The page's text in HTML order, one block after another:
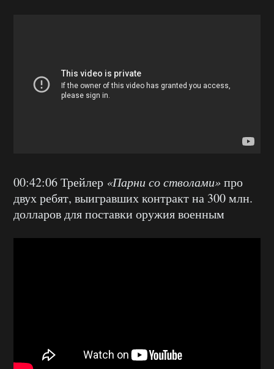
00:42:06 Трейлер «Парни со стволами»про
двух ребят, выигравших контракт на 300 млн.
долларов для поставки оружия военным